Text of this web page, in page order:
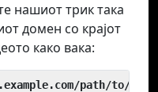
нашиот трик така
домен со крајот
како вака:
path/to/